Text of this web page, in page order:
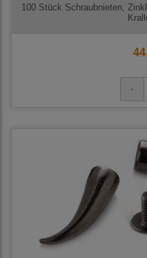
100 Stück Schraubnieten,